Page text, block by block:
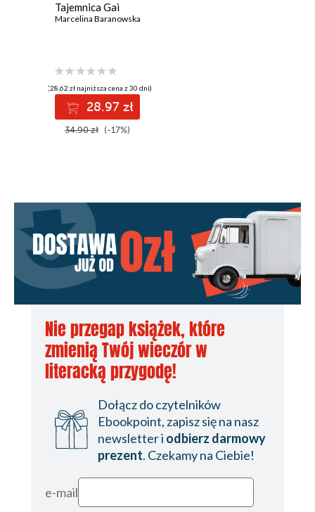
Tajemnica Gai
Marcelina Baranowska
(28,62 zł najniższa cena z 30 dni)
28.97 zł
34.90 zł (-17%)
Nie przegap książek, które
zmienią Twój wieczór w
literacką przygodę!
Dołącz do czytelników
Ebookpoint, zapisz się na nasz
newsletter i odbierz darmowy
prezent. Czekamy na Ciebie!
e-mail